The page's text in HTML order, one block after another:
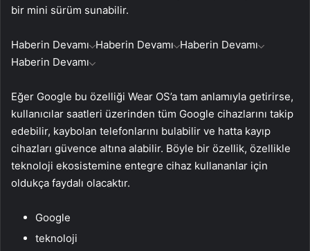
bir mini sürüm sunabilir.
Haberin Devamı Haberin Devamı Haberin Devamı
Haberin Devamı
Eğer Google bu özelliği Wear OS’a tam anlamıyla getirirse,
kullanıcılar saatleri üzerinden tüm Google cihazlarını takip
edebilir, kaybolan telefonlarını bulabilir ve hatta kayıp
cihazları güvence altına alabilir. Böyle bir özellik, özellikle
teknoloji ekosistemine entegre cihaz kullananlar için
oldukça faydalı olacaktır.
Google
teknoloji